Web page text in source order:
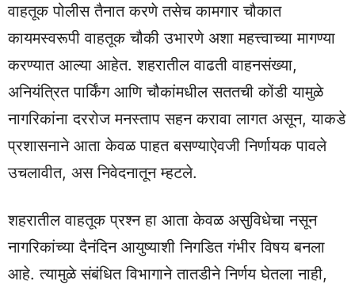
वाहतूक पोलीस तैनात करणे तसेच कामगार चौकात
कायमस्वरूपी वाहतूक चौकी उभारणे अशा महत्त्वाच्या मागण्या
करण्यात आल्या आहेत. शहरातील वाढती वाहनसंख्या,
अनियंत्रित पार्किंग आणि चौकांमधील सततची कोंडी यामुळे
नागरिकांना दररोज मनस्ताप सहन करावा लागत असून, याकडे
प्रशासनाने आता केवळ पाहत बसण्याऐवजी निर्णायक पावले
उचलावीत, अस निवेदनातून म्हटले.
शहरातील वाहतूक प्रश्न हा आता केवळ असुविधेचा नसून
नागरिकांच्या दैनंदिन आयुष्याशी निगडित गंभीर विषय बनला
आहे. त्यामुळे संबंधित विभागाने तातडीने निर्णय घेतला नाही,